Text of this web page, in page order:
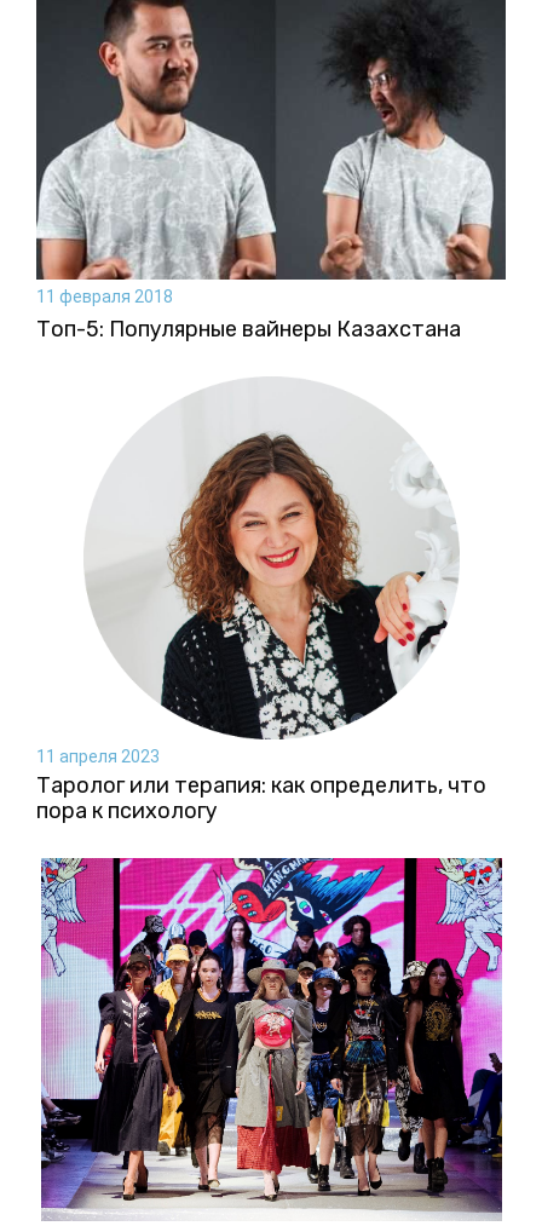
11 февраля 2018
Топ-5: Популярные вайнеры Казахстана
11 апреля 2023
Таролог или терапия: как определить, что
пора к психологу